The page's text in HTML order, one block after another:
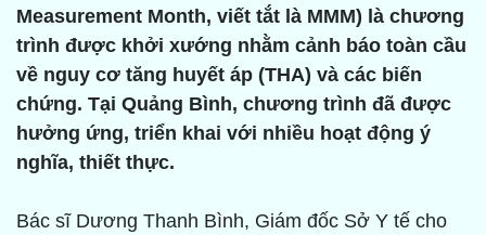
Measurement Month, viết tắt là MMM) là chương
trình được khởi xướng nhằm cảnh báo toàn cầu
về nguy cơ tăng huyết áp (THA) và các biến
chứng. Tại Quảng Bình, chương trình đã được
hưởng ứng, triển khai với nhiều hoạt động ý
nghĩa, thiết thực.
Bác sĩ Dương Thanh Bình, Giám đốc Sở Y tế cho